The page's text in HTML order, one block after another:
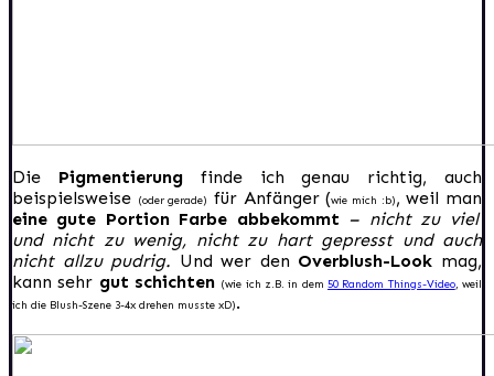
Die Pigmentierungfinde ich genau richtig, auch
beispielsweise (oder gerade) für Anfänger (wie mich :b), weil man
eine gute Portion Farbe abbekommt – nicht zu viel
und nicht zu wenig, nicht zu hart gepresst und auch
nicht allzu pudrig. Und wer den Overblush-Look mag,
kann sehr gut schichten (wie ich z.B. in dem50 Random Things-Video, weil
ich die Blush-Szene 3-4x drehen musste xD).